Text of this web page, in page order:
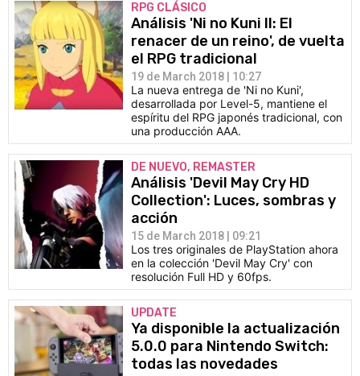
RPG CLÁSICO
Análisis 'Ni no Kuni II: El
renacer de un reino', de vuelta
el RPG tradicional
19 de March 2018 | 10:27
La nueva entrega de 'Ni no Kuni',
desarrollada por Level-5, mantiene el
espíritu del RPG japonés tradicional, con
una producción AAA.
DE NUEVO, REMASTER
Análisis 'Devil May Cry HD
Collection': Luces, sombras y
acción
15 de March 2018 | 09:21
Los tres originales de PlayStation ahora
en la colección 'Devil May Cry' con
resolución Full HD y 60fps.
UPDATE
Ya disponible la actualización
5.0.0 para Nintendo Switch:
todas las novedades